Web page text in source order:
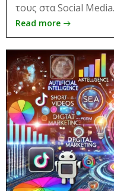
τους στα Social Media.
Read more